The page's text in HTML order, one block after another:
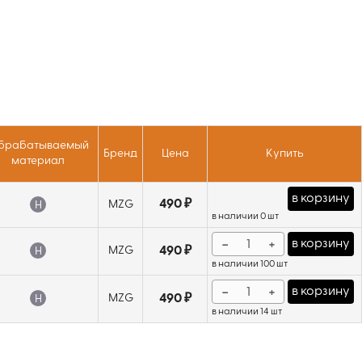
материал
Бренд Цена Купить
H MZG 490 ₽ в корзину
в наличии 0 шт
H MZG 490 ₽ − + в корзину
в наличии 100 шт
H MZG 490 ₽ − + в корзину
в наличии 14 шт